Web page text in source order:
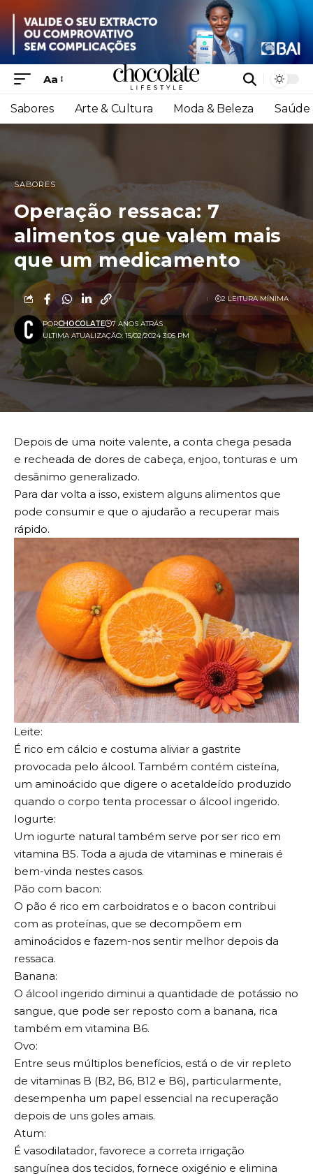
Aa
Sabores Arte & Cultura Moda & Beleza Saúde
SABORES
Operação ressaca: 7
alimentos que valem mais
que um medicamento
ULTIMA ATUALIZAÇÃO: 15/02/2024 3:05 PM
PORCHOCOLATE 7 ANOS ATRÁS
2 LEITURA MÍNIMA
Depois de uma noite valente, a conta chega pesada
e recheada de dores de cabeça, enjoo, tonturas e um
desânimo generalizado.
Para dar volta a isso, existem alguns alimentos que
pode consumir e que o ajudarão a recuperar mais
rápido.
Leite:
É rico em cálcio e costuma aliviar a gastrite
provocada pelo álcool. Também contém cisteína,
um aminoácido que digere o acetaldeído produzido
quando o corpo tenta processar o álcool ingerido.
Iogurte:
Um iogurte natural também serve por ser rico em
vitamina B5. Toda a ajuda de vitaminas e minerais é
bem-vinda nestes casos.
Pão com bacon:
O pão é rico em carboidratos e o bacon contribui
com as proteínas, que se decompõem em
aminoácidos e fazem-nos sentir melhor depois da
ressaca.
Banana:
O álcool ingerido diminui a quantidade de potássio no
sangue, que pode ser reposto com a banana, rica
também em vitamina B6.
Ovo:
Entre seus múltiplos benefícios, está o de vir repleto
de vitaminas B (B2, B6, B12 e B6), particularmente,
desempenha um papel essencial na recuperação
depois de uns goles amais.
Atum:
É vasodilatador, favorece a correta irrigação
sanguínea dos tecidos, fornece oxigénio e elimina